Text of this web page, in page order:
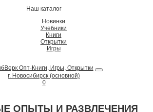
Наш каталог
Новинки
Учебники
Книги
Открытки
Игры
г. Новосибирск (основной)
0
ОПЫТЫ И РАЗВЛЕЧЕНИЯ